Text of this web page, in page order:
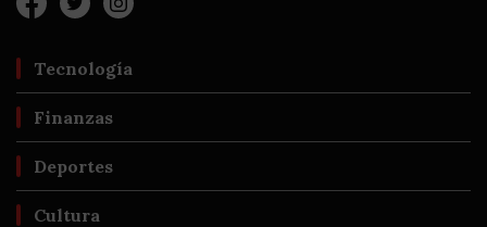
Tecnología
Finanzas
Deportes
Cultura